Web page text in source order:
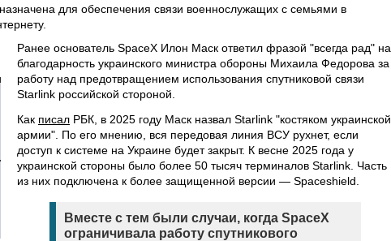
для обеспечения связи военнослужащих с семьями в
Ранее основатель SpaceX Илон Маск ответил фразой "всегда рад" на
благодарность украинского министра обороны Михаила Федорова за
работу над предотвращением использования спутниковой связи
Starlink российской стороной.
Как писал РБК, в 2025 году Маск назвал Starlink "костяком украинской
армии". По его мнению, вся передовая линия ВСУ рухнет, если
доступ к системе на Украине будет закрыт. К весне 2025 года у
украинской стороны было более 50 тысяч терминалов Starlink. Часть
из них подключена к более защищенной версии — Spaceshield.
Вместе с тем были случаи, когда SpaceX
ограничивала работу спутникового